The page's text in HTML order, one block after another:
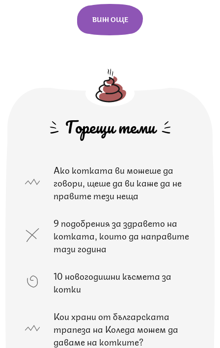
ВИЖ ОЩЕ
Горещи теми
Ако котката ви можеше да
говори, щеше да ви каже да не
правите тези неща
9 подобрения за здравето на
котката, които да направите
тази година
10 новогодишни късмета за
котки
Кои храни от българската
трапеза на Коледа можем да
даваме на котките?